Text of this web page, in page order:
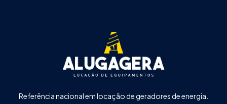
Referência nacional em locação de geradores de energia.